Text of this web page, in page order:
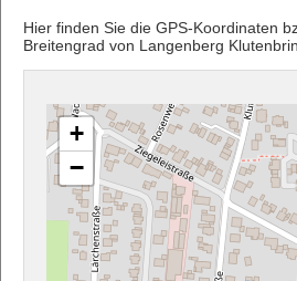
Hier finden Sie die GPS-Koordinaten
Breitengrad von Langenberg
+
−